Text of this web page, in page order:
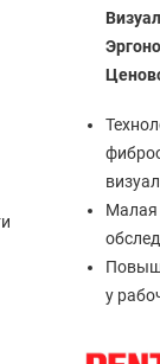
Малая
у